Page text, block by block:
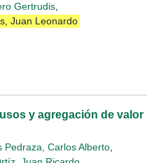
Gertrudis,
Juan Leonardo
y agregación de valor
Pedraza, Carlos Alberto